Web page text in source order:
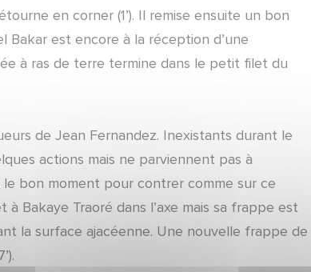
en corner (1’). Il remise ensuite un bon
Bakar est encore à la réception d’une
à ras de terre termine dans le petit filet du
de Jean Fernandez. Inexistants durant le
actions mais ne parviennent pas à
le bon moment pour contrer comme sur ce
Bakaye Traoré dans l’axe mais sa frappe est
la surface ajacéenne. Une nouvelle frappe de